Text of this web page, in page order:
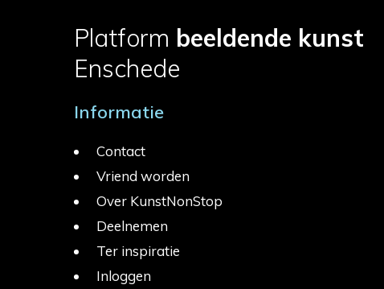
Platform beeldende kunst
Enschede
Informatie
Contact
Vriend worden
Over KunstNonStop
Deelnemen
Ter inspiratie
Inloggen